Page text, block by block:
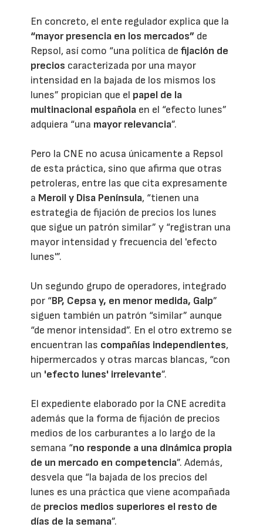
En concreto, el ente regulador explica que la
“mayor presencia en los mercados” de
Repsol, así como “una política defijación de
precios caracterizada por una mayor
intensidad en la bajada de los mismos los
lunes” propician que el papel de la
multinacional española en el “efecto lunes”
adquiera “una mayor relevancia”.
Pero la CNE no acusa únicamente a Repsol
de esta práctica, sino que afirma que otras
petroleras, entre las que cita expresamente
a Meroil y Disa Península, “tienen una
estrategia de fijación de precios los lunes
que sigue un patrón similar” y “registran una
mayor intensidad y frecuencia del 'efecto
lunes'”.
Un segundo grupo de operadores, integrado
por “BP, Cepsa y, en menor medida, Galp”
siguen también un patrón “similar” aunque
“de menor intensidad”. En el otro extremo se
encuentran las compañías independientes,
hipermercados y otras marcas blancas, “con
un 'efecto lunes' irrelevante”.
El expediente elaborado por la CNE acredita
además que la forma de fijación de precios
medios de los carburantes a lo largo de la
semana “no responde a una dinámica propia
de un mercado en competencia”. Además,
desvela que “la bajada de los precios del
lunes es una práctica que viene acompañada
de precios medios superiores el resto de
días de la semana”.